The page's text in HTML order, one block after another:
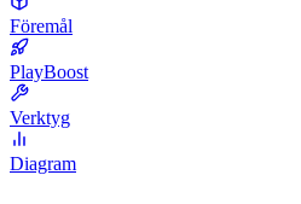
Föremål
PlayBoost
Verktyg
Diagram